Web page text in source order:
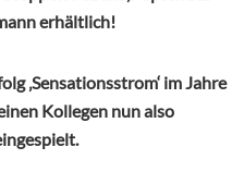
erhältlich!
‚Sensationsstrom‘ im Jahre
Kollegen nun also